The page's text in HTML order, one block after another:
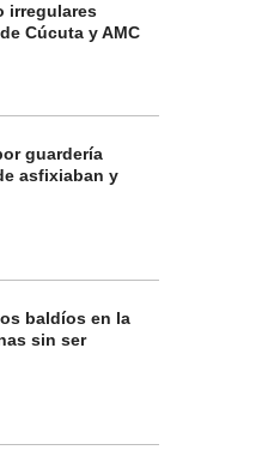
irregulares
Cúcuta y AMC
guardería
asfixiaban y
baldíos en la
sin ser